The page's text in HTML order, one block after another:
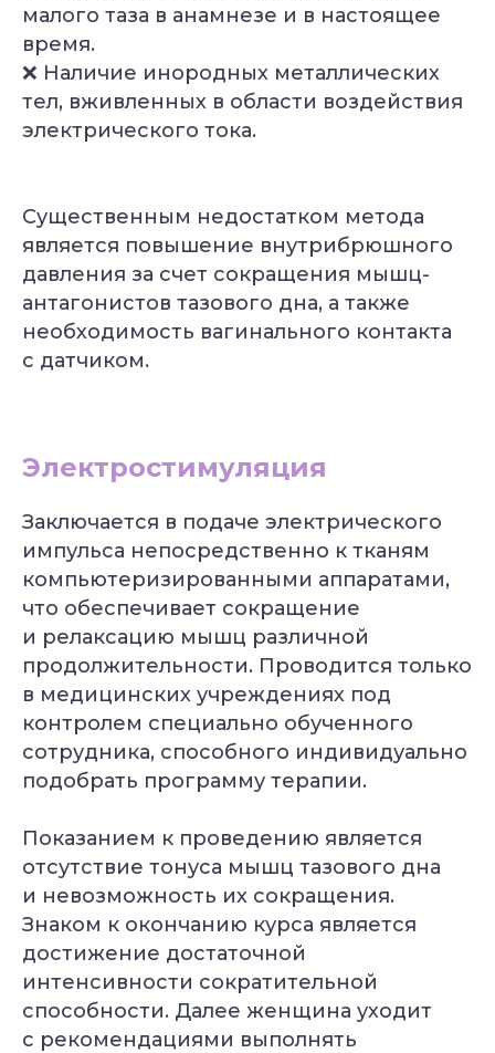
малого таза в анамнезе и в настоящее
время.
❌ Наличие инородных металлических
тел, вживленных в области воздействия
электрического тока.
Существенным недостатком метода
является повышение внутрибрюшного
давления за счет сокращения мышц-
антагонистов тазового дна, а также
необходимость вагинального контакта
с датчиком.
Электростимуляция
Заключается в подаче электрического
импульса непосредственно к тканям
компьютеризированными аппаратами,
что обеспечивает сокращение
и релаксацию мышц различной
продолжительности. Проводится только
в медицинских учреждениях под
контролем специально обученного
сотрудника, способного индивидуально
подобрать программу терапии.
Показанием к проведению является
отсутствие тонуса мышц тазового дна
и невозможность их сокращения.
Знаком к окончанию курса является
достижение достаточной
интенсивности сократительной
способности. Далее женщина уходит
с рекомендациями выполнять